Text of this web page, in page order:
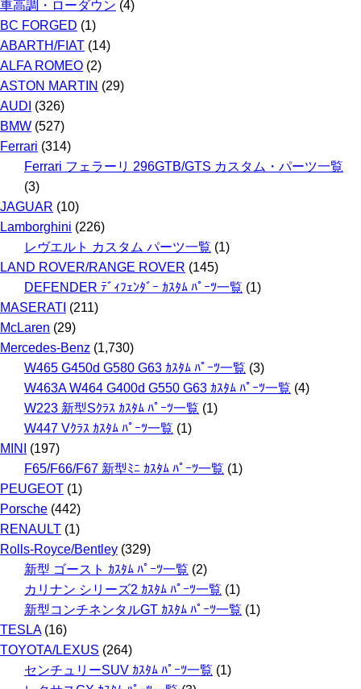
カ
イ
ブ
車高調・ローダウン (4)
BC FORGED (1)
ABARTH/FIAT (14)
ALFA ROMEO (2)
ASTON MARTIN (29)
AUDI (326)
BMW (527)
Ferrari (314)
Ferrari フェラーリ 296GTB/GTS カスタム・パーツ一覧
(3)
JAGUAR (10)
Lamborghini (226)
レヴエルト カスタム パーツ一覧 (1)
LAND ROVER/RANGE ROVER (145)
DEFENDER ﾃﾞｨﾌｪﾝﾀﾞｰ ｶｽﾀﾑ ﾊﾟｰﾂ一覧 (1)
MASERATI (211)
McLaren (29)
Mercedes-Benz (1,730)
W465 G450d G580 G63 ｶｽﾀﾑ ﾊﾟｰﾂ一覧 (3)
W463A W464 G400d G550 G63 ｶｽﾀﾑ ﾊﾟｰﾂ一覧 (4)
W223 新型Sｸﾗｽ ｶｽﾀﾑ ﾊﾟｰﾂ一覧 (1)
W447 Vｸﾗｽ ｶｽﾀﾑ ﾊﾟｰﾂ一覧 (1)
MINI
(197)
F65/F66/F67 新型ﾐﾆ ｶｽﾀﾑ ﾊﾟｰﾂ一覧 (1)
PEUGEOT (1)
Porsche (442)
RENAULT (1)
Rolls-Royce/Bentley (329)
新型 ゴースト ｶｽﾀﾑ ﾊﾟｰﾂ一覧 (2)
カリナン シリーズ2 ｶｽﾀﾑ ﾊﾟｰﾂ一覧 (1)
新型コンチネンタルGT ｶｽﾀﾑ ﾊﾟｰﾂ一覧 (1)
TESLA(16)
TOYOTA/LEXUS (264)
センチュリーSUV ｶｽﾀﾑ ﾊﾟｰﾂ一覧 (1)